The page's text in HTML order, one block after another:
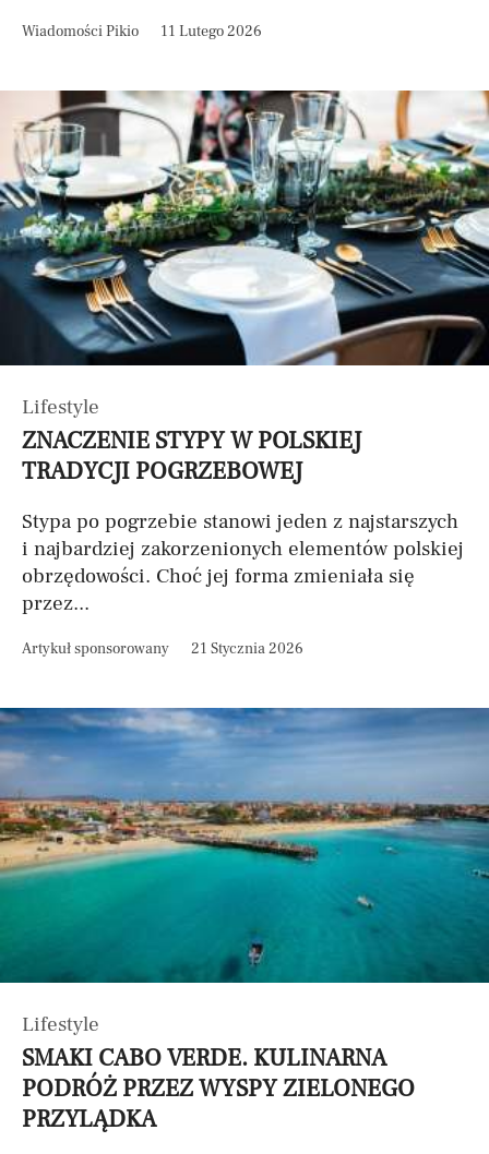
Wiadomości Pikio 11 Lutego 2026
Lifestyle
ZNACZENIE STYPY W POLSKIEJ
TRADYCJI POGRZEBOWEJ
Stypa po pogrzebie stanowi jeden z najstarszych
i najbardziej zakorzenionych elementów polskiej
obrzędowości. Choć jej forma zmieniała się
przez...
Artykuł sponsorowany 21 Stycznia 2026
Lifestyle
SMAKI CABO VERDE. KULINARNA
PODRÓŻ PRZEZ WYSPY ZIELONEGO
PRZYLĄDKA